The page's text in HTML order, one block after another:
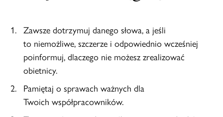
Zawsze dotrzymuj danego słowa, a jeśli
to niemożliwe, szczerze i odpowiednio wcześniej
poinformuj, dlaczego nie możesz zrealizować
obietnicy.
Pamiętaj o sprawach ważnych dla
Twoich współpracowników.